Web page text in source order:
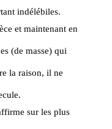
indélébiles.
et maintenant en
(de masse) qui
la raison, il ne
sur les plus